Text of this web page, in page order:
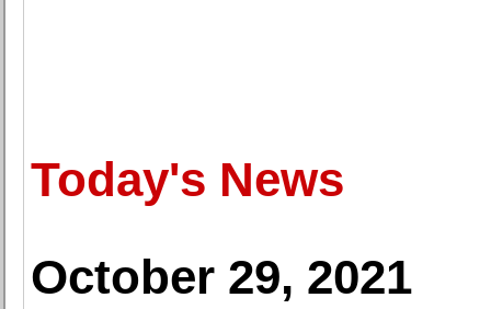
Today's News
October 29, 2021